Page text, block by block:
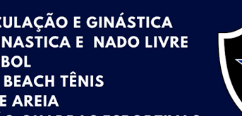
sexual infantil na internet e via IA
nuclear, defesa e ciência em Brasília
quatro mortos e um em estado grave na
nacional com participação de Marcela Bonfim